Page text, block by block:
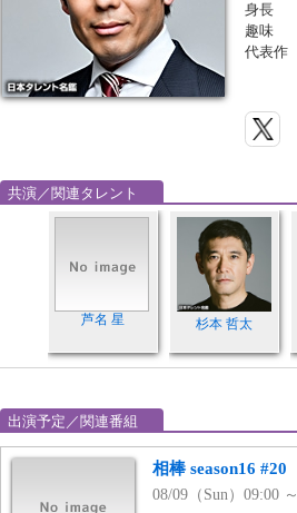
身長
趣味
代表作
共演／関連タレント
芦名 星 杉本 哲太
出演予定／関連番組
相棒 season16 #20
08/09（Sun）09:00